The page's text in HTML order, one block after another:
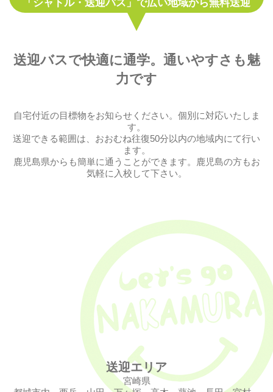
「シャトル・送迎バス」で広い地域から無料送迎
送迎バスで快適に通学。通いやすさも魅
力です
自宅付近の目標物をお知らせください。個別に対応いたしま
す。
送迎できる範囲は、おおむね往復50分以内の地域内にて行い
ます。
鹿児島県からも簡単に通うことができます。鹿児島の方もお
気軽に入校して下さい。
送迎エリア
宮崎県